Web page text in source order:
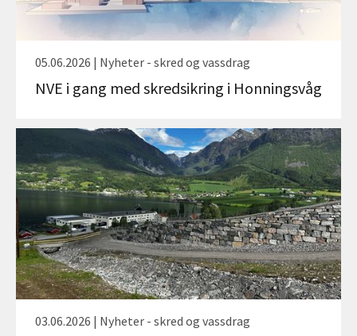
05.06.2026 | Nyheter - skred og vassdrag
NVE i gang med skredsikring i Honningsvåg
03.06.2026 | Nyheter - skred og vassdrag